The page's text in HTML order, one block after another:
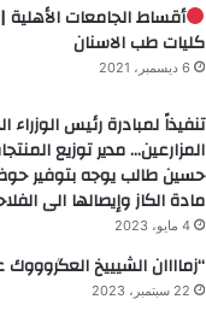
أقساط الجامعات الأهلية
كليات طب الاسنان
6 ديسمبر، 2021
تنفيذاً لمبادرة رئيس
المزارعين… مدير توزيع
حسين طالب يوجه بتوفير
مادة الكاز وإيصالها الى
4 مايو، 2023
“زماااان الشيييخ العگروووك
22 سبتمبر، 2023